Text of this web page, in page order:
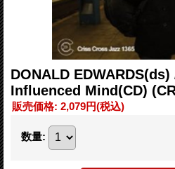
DONALD
Influenced Mind(CD)
販売価格: 2,079円(税込)
数量: